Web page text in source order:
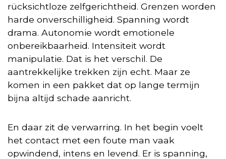
rücksichtloze zelfgerichtheid. Grenzen worden
harde onverschilligheid. Spanning wordt
drama. Autonomie wordt emotionele
onbereikbaarheid. Intensiteit wordt
manipulatie. Dat is het verschil. De
aantrekkelijke trekken zijn echt. Maar ze
komen in een pakket dat op lange termijn
bijna altijd schade aanricht.
En daar zit de verwarring. In het begin voelt
het contact met een foute man vaak
opwindend, intens en levend. Er is spanning,